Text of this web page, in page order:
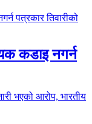
कडाइ नगर्न